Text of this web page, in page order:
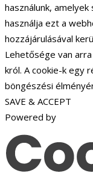
használunk,
használja ezt a
hozzájárulásával
Lehetősége van
król. A cookie-k egy
böngészési
SAVE & ACCEPT
Powered by